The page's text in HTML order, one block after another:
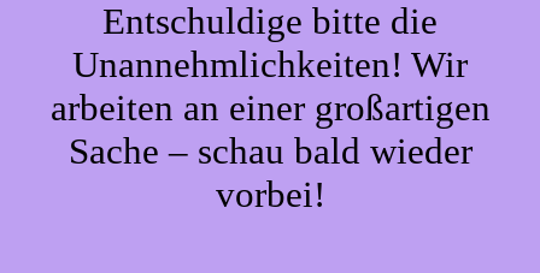
Entschuldige bitte die
Unannehmlichkeiten! Wir
arbeiten an einer großartigen
Sache – schau bald wieder
vorbei!